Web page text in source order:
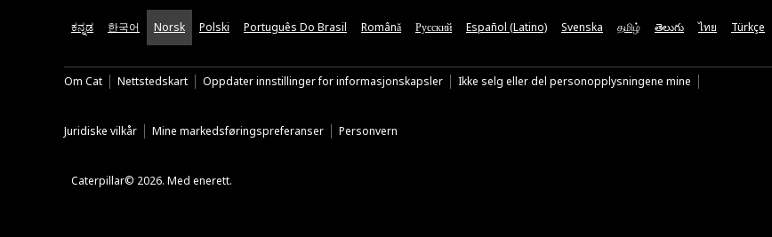
ಕನ್ನಡ 한국어 Norsk Polski Português Do Brasil Română Русский Español (Latino) Svenska தமிழ் తెలుగు ไทย Türkçe
Om Cat Nettstedskart Oppdater innstillinger for informasjonskapsler Ikke selg eller del personopplysningene mine
Juridiske vilkår Mine markedsføringspreferanser Personvern
Caterpillar© 2026. Med enerett.